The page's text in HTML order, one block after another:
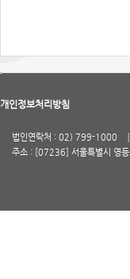
개인정보처리방침
법인연락처 : 02) 799-1000
주소 : [07236] 서울특별시 영